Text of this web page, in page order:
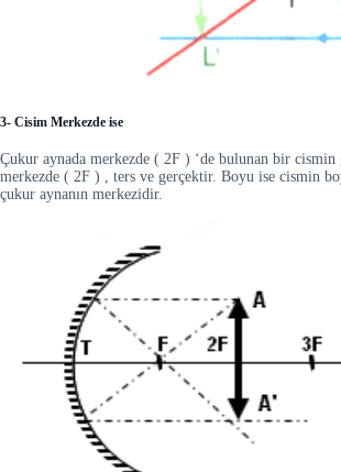
3- Cisim Merkezde ise
Çukur aynada merkezde ( 2F ) ‘de bulunan bir cismin
merkezde ( 2F ) , ters ve gerçektir. Boyu ise cismin
çukur aynanın merkezidir.